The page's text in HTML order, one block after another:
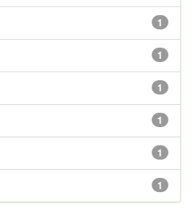
1
1
1
1
1
1